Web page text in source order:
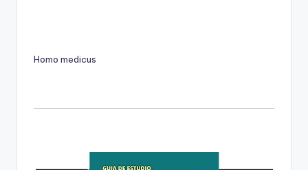
Homo medicus